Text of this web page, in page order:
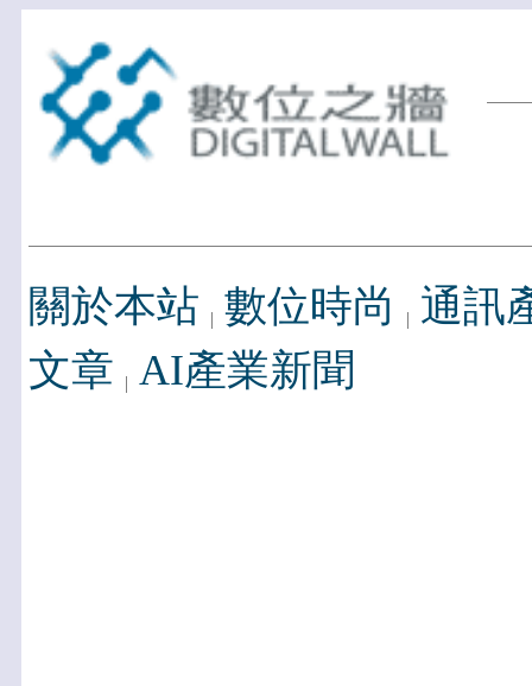
關於本站 數位時尚
通訊
文章 AI產業新聞